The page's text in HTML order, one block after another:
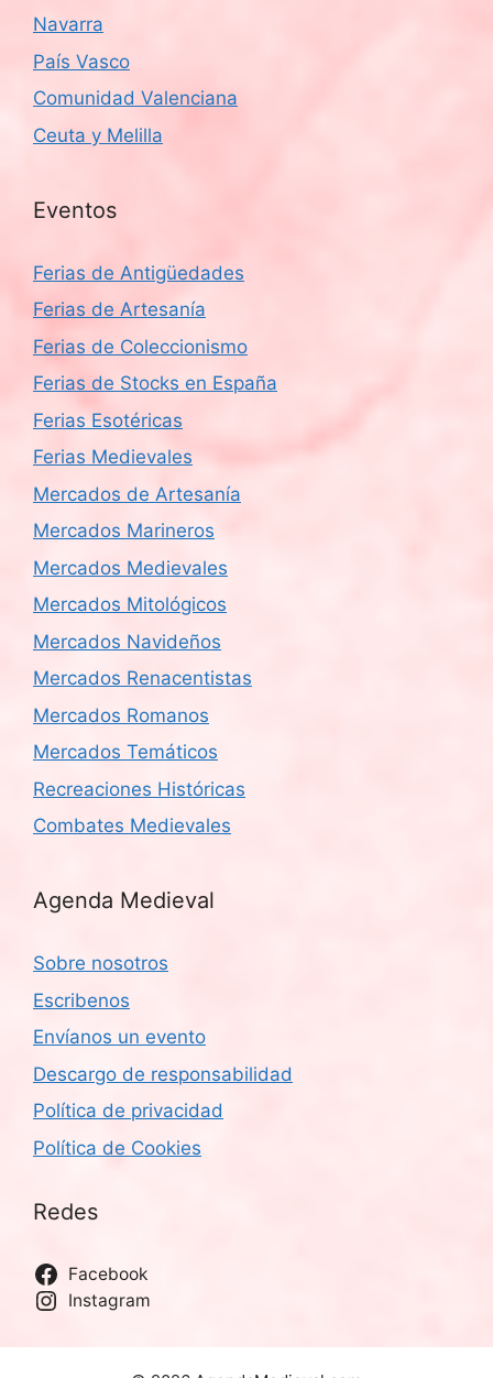
Navarra
País Vasco
Comunidad Valenciana
Ceuta y Melilla
Eventos
Ferias de Antigüedades
Ferias de Artesanía
Ferias de Coleccionismo
Ferias de Stocks en España
Ferias Esotéricas
Ferias Medievales
Mercados de Artesanía
Mercados Marineros
Mercados Medievales
Mercados Mitológicos
Mercados Navideños
Mercados Renacentistas
Mercados Romanos
Mercados Temáticos
Recreaciones Históricas
Combates Medievales
Agenda Medieval
Sobre nosotros
Escribenos
Envíanos un evento
Descargo de responsabilidad
Política de privacidad
Política de Cookies
Redes
Facebook
Instagram